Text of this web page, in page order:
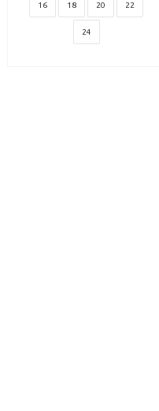
16 18 20 22
24